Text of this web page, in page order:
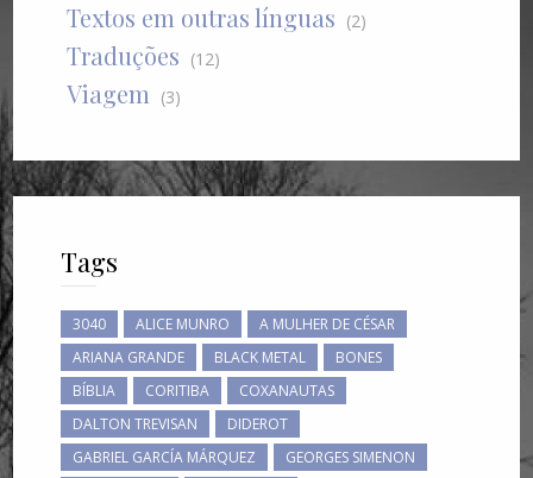
Textos em outras línguas (2)
Traduções (12)
Viagem (3)
Tags
3040 ALICE MUNRO
A MULHER DE CÉSAR
ARIANA GRANDE
BLACK METAL
BONES
BÍBLIA
CORITIBA
COXANAUTAS
DALTON TREVISAN
DIDEROT
GABRIEL GARCÍA MÁRQUEZ
GEORGES SIMENON